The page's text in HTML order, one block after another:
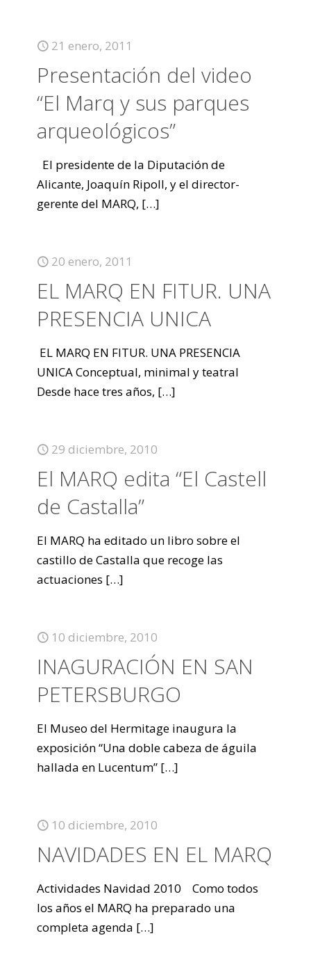
21 enero, 2011
Presentación del video
“El Marq y sus parques
arqueológicos”
El presidente de la Diputación de
Alicante, Joaquín Ripoll, y el director-
gerente del MARQ, […]
20 enero, 2011
EL MARQ EN FITUR. UNA
PRESENCIA UNICA
EL MARQ EN FITUR. UNA PRESENCIA
UNICA Conceptual, minimal y teatral
Desde hace tres años, […]
29 diciembre, 2010
El MARQ edita “El Castell
de Castalla”
El MARQ ha editado un libro sobre el
castillo de Castalla que recoge las
actuaciones […]
10 diciembre, 2010
INAGURACIÓN EN SAN
PETERSBURGO
El Museo del Hermitage inaugura la
exposición “Una doble cabeza de águila
hallada en Lucentum” […]
10 diciembre, 2010
NAVIDADES EN EL MARQ
Actividades Navidad 2010 Como todos
los años el MARQ ha preparado una
completa agenda […]